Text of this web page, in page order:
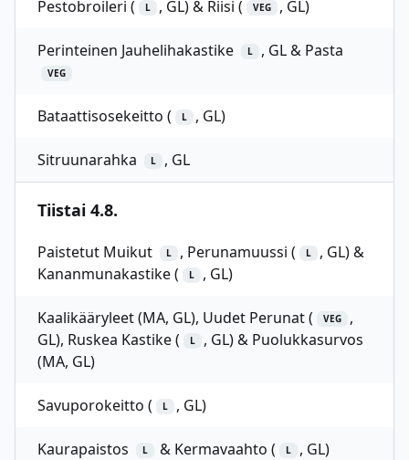
Pestobroileri ( L , GL) & Riisi ( VEG , GL)
Perinteinen Jauhelihakastike L , GL & Pasta
VEG
Bataattisosekeitto ( L , GL)
Sitruunarahka L , GL
Tiistai 4.8.
Paistetut Muikut L , Perunamuussi ( L
, GL) &
Kananmunakastike (
L , GL)
Kaalikääryleet (MA, GL), Uudet Perunat ( VEG
,
GL), Ruskea Kastike (
L
, GL) & Puolukkasurvos
(MA, GL)
Savuporokeitto ( L , GL)
Kaurapaistos L & Kermavaahto ( L , GL)